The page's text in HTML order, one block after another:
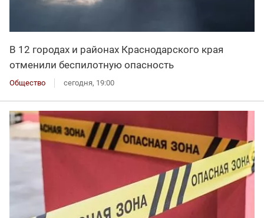
В 12 городах и районах Краснодарского края
отменили беспилотную опасность
Общество сегодня, 19:00